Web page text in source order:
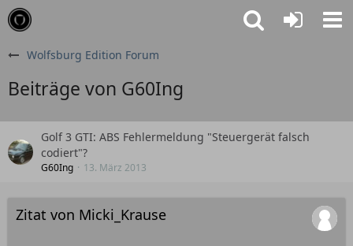
Wolfsburg Edition Forum
Beiträge von G60Ing
Golf 3 GTI: ABS Fehlermeldung "Steuergerät falsch
codiert"?
G60Ing 13. März 2013
Zitat von Micki_Krause